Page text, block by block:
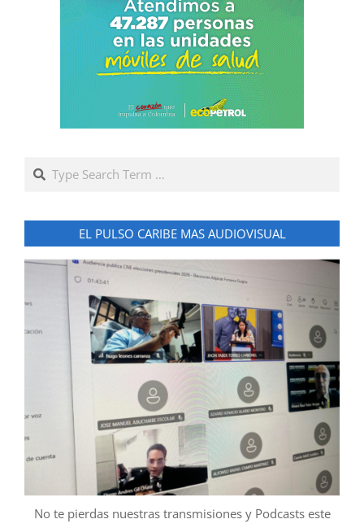
Search
EL PULSO CARIBE MAS AUDIOVISUAL
No te pierdas nuestras transmisiones y Podcasts este